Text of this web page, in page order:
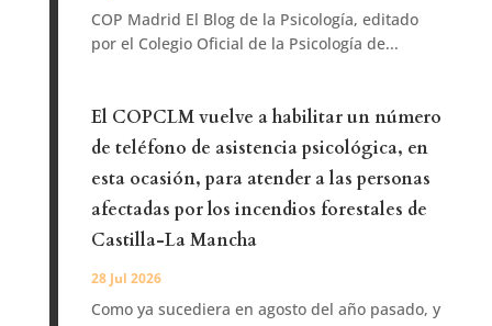
COP Madrid El Blog de la Psicología, editado
por el Colegio Oficial de la Psicología de...
El COPCLM vuelve a habilitar un número
de teléfono de asistencia psicológica, en
esta ocasión, para atender a las personas
afectadas por los incendios forestales de
Castilla-La Mancha
28 Jul 2026
Como ya sucediera en agosto del año pasado, y